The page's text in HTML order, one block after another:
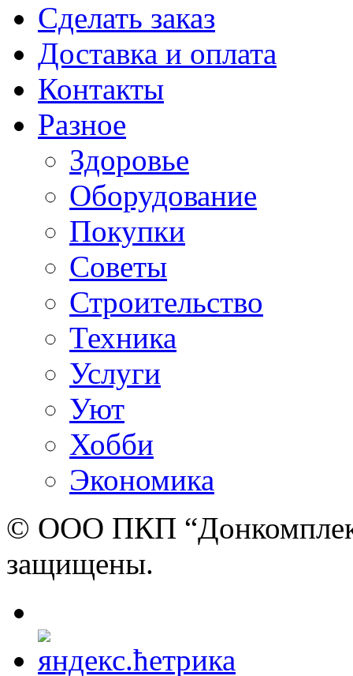
Сделать заказ
Доставка и оплата
Контакты
Разное
Здоровье
Оборудование
Покупки
Советы
Строительство
Техника
Услуги
Уют
Хобби
Экономика
© ООО ПКП
защищены.